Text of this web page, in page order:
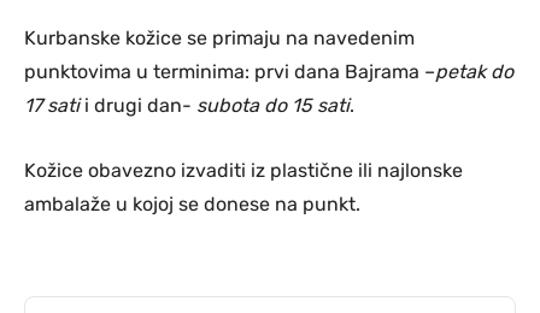
Kurbanske kožice se primaju na navedenim
punktovima u terminima: prvi dana Bajrama –petak do
17 satii drugi dan- subota do 15 sati.
Kožice obavezno izvaditi iz plastične ili najlonske
ambalaže u kojoj se donese na punkt.